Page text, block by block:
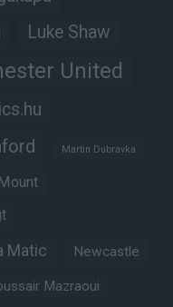
Luke Shaw
United
Martin Dubravka
Matic Newcastle
Mazraoui